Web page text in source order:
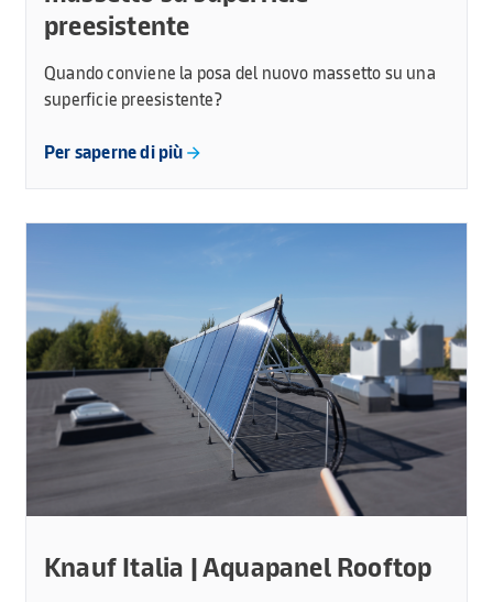
preesistente
Quando conviene la posa del nuovo massetto su una
superficie preesistente?
Per saperne di più
Knauf Italia | Aquapanel Rooftop